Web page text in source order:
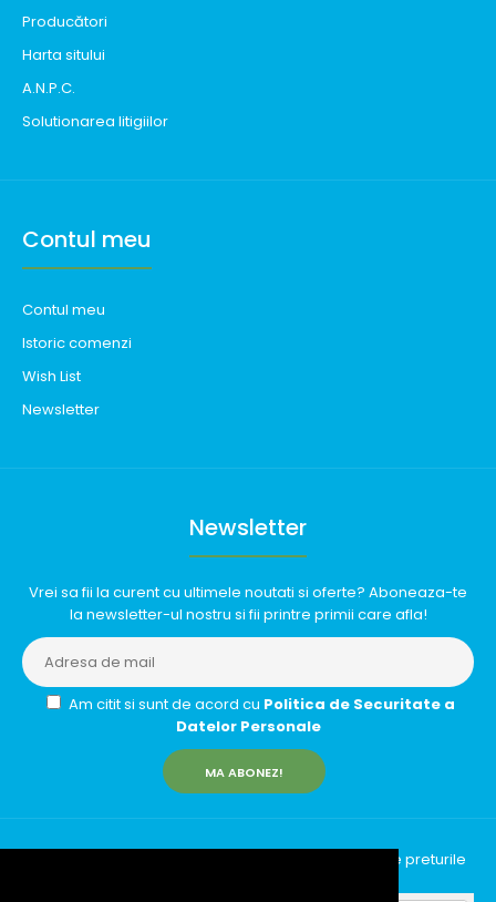
Producători
Harta sitului
A.N.P.C.
Solutionarea litigiilor
Contul meu
Contul meu
Istoric comenzi
Wish List
Newsletter
Newsletter
Vrei sa fii la curent cu ultimele noutati si oferte? Aboneaza-te
la newsletter-ul nostru si fii printre primii care afla!
Am citit si sunt de acord cu Politica de Securitate a
Datelor Personale
MA ABONEZ!
InfinityRun © 2026 Toate drepturile rezervate | Toate preturile